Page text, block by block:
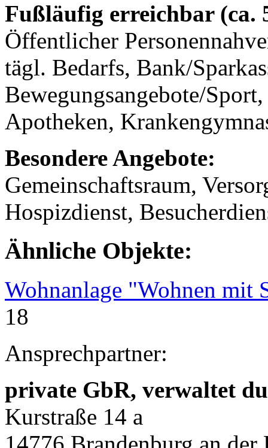
Fußläufig erreichbar (ca.
Öffentlicher
tägl. Bedarfs, Bank/
Bewegungsangebote/
Apotheken,
Besondere Angebote:
Gemeinschaftsraum,
Hospizdienst,
Ähnliche Objekte:
Wohnanlage "Wohnen mit
18
Ansprechpartner:
private GbR, verwaltet
Kurstraße 14 a